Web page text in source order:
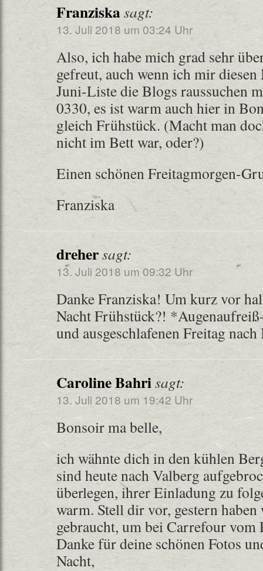
Franziskasagt:
13. Juli 2018 um 03:24 Uhr
Also, ich habe mich grad sehr
gefreut, auch wenn ich mir
Juni-Liste die Blogs raussuchen
0330, es ist warm auch hier in
gleich Frühstück. (Macht man
nicht im Bett war, oder?)
Einen schönen Freitagmorgen-
Franziska
drehersagt:
13. Juli 2018 um 09:32 Uhr
Danke Franziska! Um kurz vor
Nacht Frühstück?!
und ausgeschlafenen Freitag
Caroline Bahrisagt:
13. Juli 2018 um 19:42 Uhr
Bonsoir ma belle,
ich wähnte dich in den kühlen
sind heute nach Valberg
überlegen, ihrer Einladung zu
warm. Stell dir vor, gestern
gebraucht, um bei Carrefour vom
Danke für deine schönen Fotos
Nacht,